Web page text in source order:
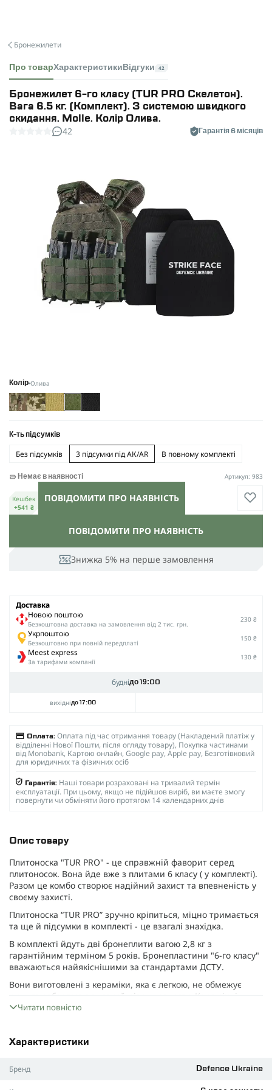
Бронежилети
Про товарХарактеристики Відгуки 42
Бронежилет 6-го класу (TUR PRO Скелетон).
Вага 6.5 кг. (Комплект). З системою швидкого
скидання. Molle. Колір Олива.
42 Гарантія 6 місяців
Колір Олива
К-ть підсумків
Без підсумків 3 підсумки під АК/AR В повному комплекті
Знижка 5% на перше замовлення
ПОВІДОМИТИ ПРО НАЯВНІСТЬ
Немає в наявності Артикул: 983
Кешбек
+541 ₴
ПОВІДОМИТИ ПРО НАЯВНІСТЬ
Доставка
Новою поштою
Безкоштовна доставка на замовлення від 2 тис. грн.
230 ₴
Укрпоштою
Безкоштовно при повній передплаті
150 ₴
Meest express
За тарифами компанії
130 ₴
буднідо 19:00
вихіднідо 17:00
Оплата: Оплата під час отримання товару (Накладений платіж у
відділенні Нової Пошти, після огляду товару), Покупка частинами
від Monobank, Картою онлайн, Google pay, Apple pay, Безготівковий
для юридичних та фізичних осіб
Гарантія: Наші товари розраховані на тривалий термін
експлуатації. При цьому, якщо не підійшов виріб, ви маєте змогу
повернути чи обміняти його протягом 14 календарних днів
Опис товару
Плитоноска "TUR PRO" - це справжній фаворит серед
плитоносок. Вона йде вже з плитами 6 класу ( у комплекті).
Разом це комбо створює надійний захист та впевненість у
своєму захисті.
Плитоноска “TUR PRO” зручно кріпиться, міцно тримається
та ще й підсумки в комплекті - це взагалі знахідка.
В комплекті йдуть дві бронеплити вагою 2,8 кг з
гарантійним терміном 5 років. Бронепластини "6-го класу"
вважаються найякіснішими за стандартами ДСТУ.
Вони виготовлені з кераміки, яка є легкою, не обмежує
рухи та забезпечує високий рівень захисту. Керамічні
пластини ефективно розподіляють удар, зменшуючи
Подібні пластини, але відповідно до власних стандартів,
використовуються в найвідоміших арміях світу. Ці
кулі Б-32 зі снайперської гвинтівки СВД на відстані 10
Читати повністю
Характеристики
Бренд Defence Ukraine